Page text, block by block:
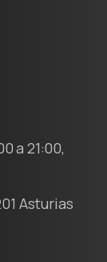
a 21:00,
Asturias